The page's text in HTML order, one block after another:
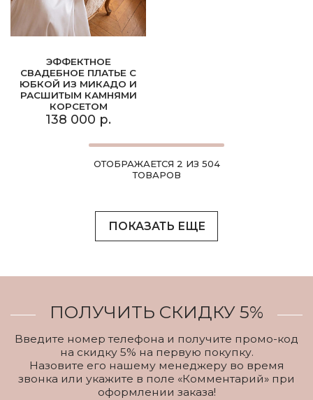
ЭФФЕКТНОЕ
СВАДЕБНОЕ ПЛАТЬЕ С
ЮБКОЙ ИЗ МИКАДО И
РАСШИТЫМ КАМНЯМИ
КОРСЕТОМ
138 000 р.
ОТОБРАЖАЕТСЯ 2 ИЗ 504
ТОВАРОВ
ПОКАЗАТЬ ЕЩЕ
ПОЛУЧИТЬ СКИДКУ 5%
Введите номер телефона и получите промо-код
на скидку 5% на первую покупку.
Назовите его нашему менеджеру во время
звонка или укажите в поле «Комментарий» при
оформлении заказа!